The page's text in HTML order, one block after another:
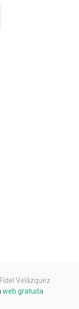
Velázquez
web gratuita